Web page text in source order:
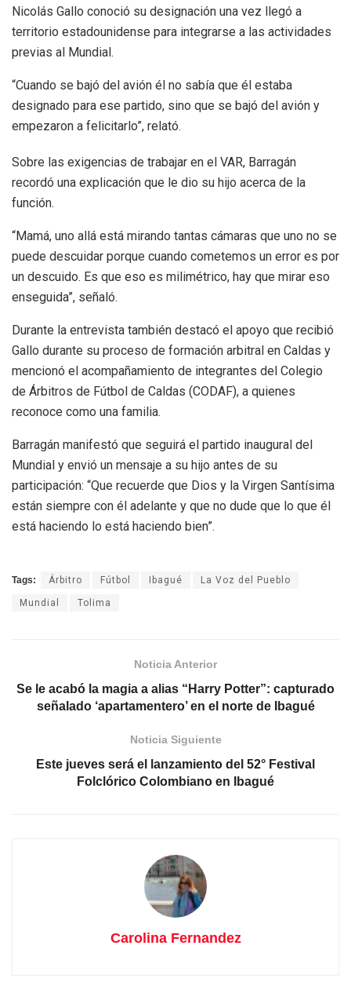
Nicolás Gallo conoció su designación una vez llegó a
territorio estadounidense para integrarse a las actividades
previas al Mundial.
“Cuando se bajó del avión él no sabía que él estaba
designado para ese partido, sino que se bajó del avión y
empezaron a felicitarlo”, relató.
Sobre las exigencias de trabajar en el VAR, Barragán
recordó una explicación que le dio su hijo acerca de la
función.
“Mamá, uno allá está mirando tantas cámaras que uno no se
puede descuidar porque cuando cometemos un error es por
un descuido. Es que eso es milimétrico, hay que mirar eso
enseguida”, señaló.
Durante la entrevista también destacó el apoyo que recibió
Gallo durante su proceso de formación arbitral en Caldas y
mencionó el acompañamiento de integrantes del Colegio
de Árbitros de Fútbol de Caldas (CODAF), a quienes
reconoce como una familia.
Barragán manifestó que seguirá el partido inaugural del
Mundial y envió un mensaje a su hijo antes de su
participación: “Que recuerde que Dios y la Virgen Santísima
están siempre con él adelante y que no dude que lo que él
está haciendo lo está haciendo bien”.
Tags: Árbitro Fútbol Ibagué La Voz del Pueblo
Mundial Tolima
Noticia Anterior
Se le acabó la magia a alias “Harry Potter”: capturado
señalado ‘apartamentero’ en el norte de Ibagué
Noticia Siguiente
Este jueves será el lanzamiento del 52° Festival
Folclórico Colombiano en Ibagué
Carolina Fernandez